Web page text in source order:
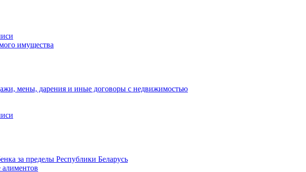
имущества
мены, дарения и иные договоры с недвижимостью
за пределы Республики Беларусь
алиментов